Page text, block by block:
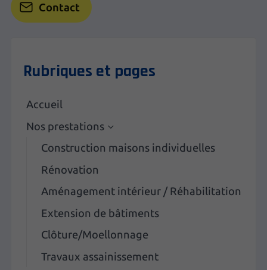
Contact
Rubriques et pages
Accueil
Nos prestations
Construction maisons individuelles
Rénovation
Aménagement intérieur / Réhabilitation
Extension de bâtiments
Clôture/Moellonnage
Travaux assainissement